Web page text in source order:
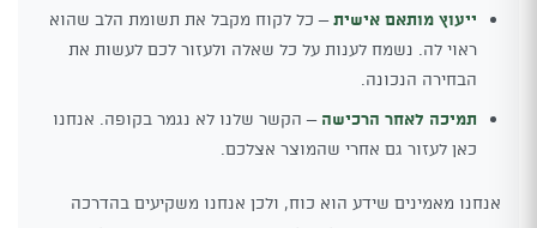
ייעוץ מותאם אישית– כל לקוח מקבל את תשומת הלב שהוא
ראוי לה. נשמח לענות על כל שאלה ולעזור לכם לעשות את
הבחירה הנכונה.
תמיכה לאחר הרכישה – הקשר שלנו לא נגמר בקופה. אנחנו
כאן לעזור גם אחרי שהמוצר אצלכם.
אנחנו מאמינים שידע הוא כוח, ולכן אנחנו משקיעים בהדרכה